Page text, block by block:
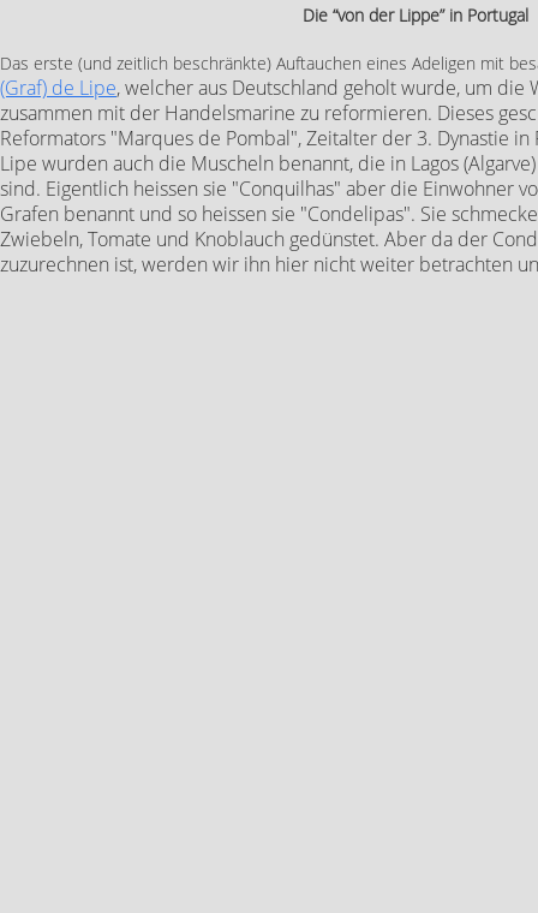
Die “von der Lippe” in Portugal
Das erste (und zeitlich beschränkte) Auftauchen eines Adeligen mit
(Graf) de Lipe, welcher aus Deutschland geholt wurde, um die
zusammen mit der Handelsmarine zu reformieren. Dieses
Reformators "Marques de Pombal", Zeitalter der 3. Dynastie
Lipe wurden auch die Muscheln benannt, die in Lagos
sind. Eigentlich heissen sie "Conquilhas" aber die Einwohner
Grafen benannt und so heissen sie "Condelipas". Sie
Zwiebeln, Tomate und Knoblauch gedünstet. Aber da der
zuzurechnen ist, werden wir ihn hier nicht weiter betrachten